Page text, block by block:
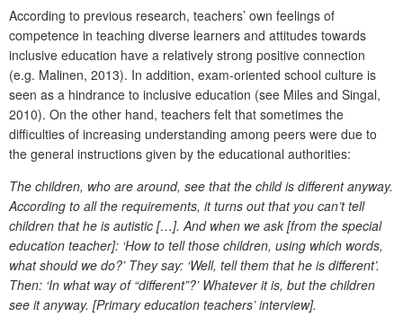
According to previous research, teachers’ own feelings of
competence in teaching diverse learners and attitudes towards
inclusive education have a relatively strong positive connection
(e.g. Malinen, 2013). In addition, exam-oriented school culture is
seen as a hindrance to inclusive education (see Miles and Singal,
2010). On the other hand, teachers felt that sometimes the
difficulties of increasing understanding among peers were due to
the general instructions given by the educational authorities:
The children, who are around, see that the child is different anyway.
According to all the requirements, it turns out that you can’t tell
children that he is autistic […]. And when we ask [from the special
education teacher]: ‘How to tell those children, using which words,
what should we do?’ They say: ‘Well, tell them that he is different’.
Then: ‘In what way of “different”?’ Whatever it is, but the children
see it anyway. [Primary education teachers’ interview].